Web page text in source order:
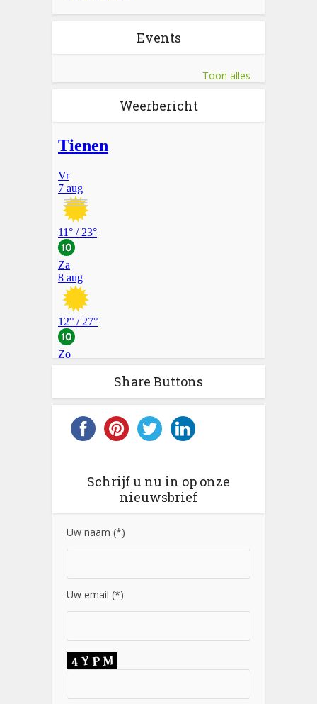
Events
Toon alles
Weerbericht
Share Buttons
Schrijf u nu in op onze
nieuwsbrief
Uw naam (*)
Uw email (*)